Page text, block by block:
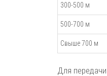
300-500 м
500-700 м
Свыше 700 м
Для